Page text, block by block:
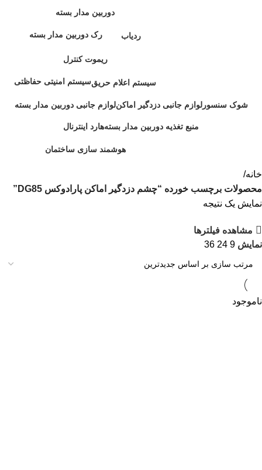
دوربین مدار بسته
ردیاب
رک دوربین مدار بسته
ریموت کنترل
سیستم اعلام حریقسیستم امنیتی حفاظتی
شوک سنسورلوازم جانبی دزدگیر اماکنلوازم جانبی دوربین مدار بسته
منبع تغذیه دوربین مدار بستههارد اینترنال
هوشمند سازی ساختمان
خانه
محصولات برچسب خورده “چشم دزدگیر اماکن پارادوکس DG85”
نمایش یک نتیجه
مشاهده فیلترها
نمایش 9
24
36
ناموجود